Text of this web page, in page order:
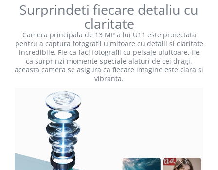
Surprindeti fiecare detaliu cu
claritate
Camera principala de 13 MP a lui U11 este proiectata
pentru a captura fotografii uimitoare cu detalii si claritate
incredibile. Fie ca faci fotografii cu peisaje uluitoare, fie
ca surprinzi momente speciale alaturi de cei dragi,
aceasta camera se asigura ca fiecare imagine este clara si
vibranta.